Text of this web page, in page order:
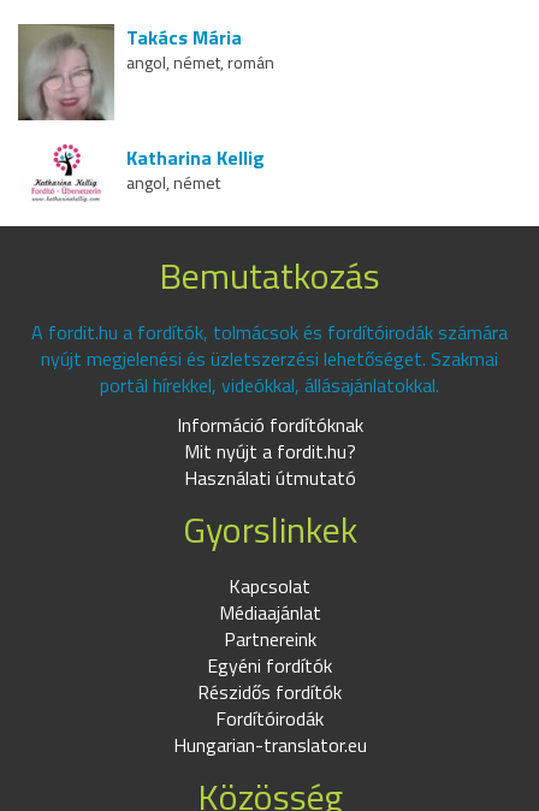
Takács Mária
angol, német, román
Katharina Kellig
angol, német
Bemutatkozás
A fordit.hu a fordítók, tolmácsok és fordítóirodák számára
nyújt megjelenési és üzletszerzési lehetőséget. Szakmai
portál hírekkel, videókkal, állásajánlatokkal.
Információ fordítóknak
Mit nyújt a fordit.hu?
Használati útmutató
Gyorslinkek
Kapcsolat
Médiaajánlat
Partnereink
Egyéni fordítók
Részidős fordítók
Fordítóirodák
Hungarian-translator.eu
Közösség